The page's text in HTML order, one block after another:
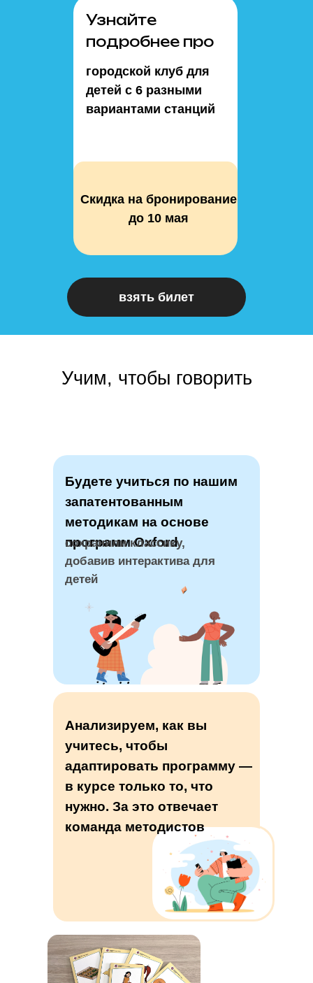
взять билет
Скидка на бронирование
до 10 мая
городской клуб для
детей с 6 разными
вариантами станций
Узнайте
подробнее про
Учим, чтобы говорить
Будете учиться по нашим
запатентованным
методикам на основе
программ Oxford
сохранили классику,
добавив интерактива для
детей
Анализируем, как вы
учитесь, чтобы
адаптировать программу —
в курсе только то, что
нужно. За это отвечает
команда методистов